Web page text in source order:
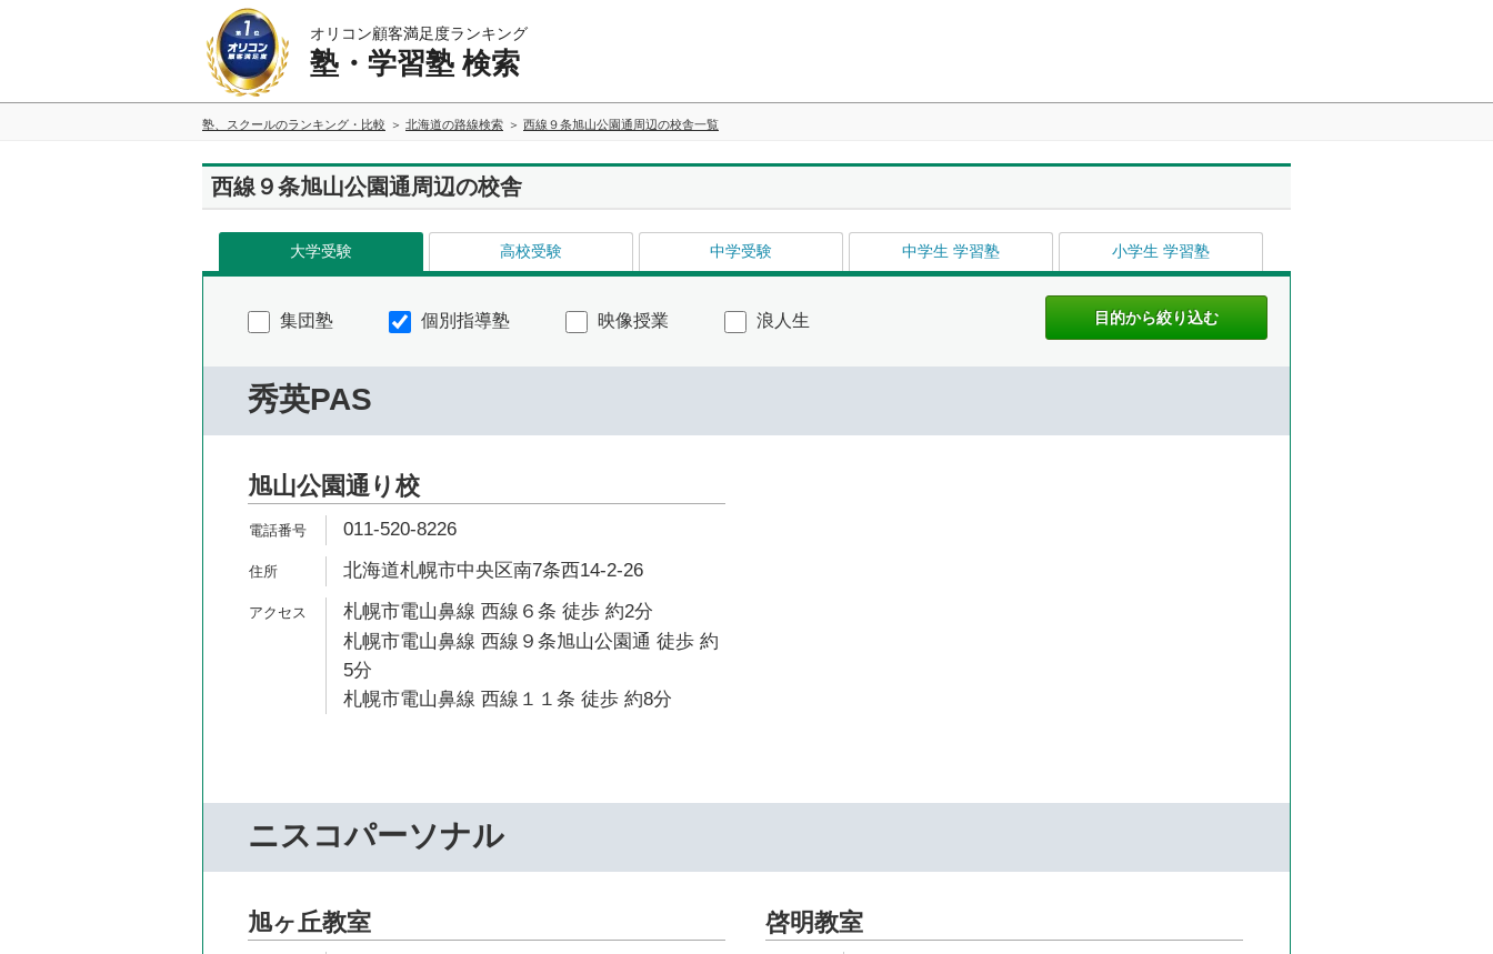
オリコン顧客満足度ランキング
塾・学習塾 検索
塾、スクールのランキング・比較 北海道の路線検索 西線９条旭山公園通周辺の校舎一覧
西線９条旭山公園通周辺の校舎
大学受験 高校受験 中学受験 中学生 学習塾 小学生 学習塾
集団塾 個別指導塾 映像授業 浪人生
秀英PAS
旭山公園通り校
011-520-8226
北海道札幌市中央区南7条西14-2-26
札幌市電山鼻線 西線６条 徒歩 約2分
札幌市電山鼻線 西線９条旭山公園通 徒歩 約
5分
札幌市電山鼻線 西線１１条 徒歩 約8分
ニスコパーソナル
旭ヶ丘教室 啓明教室